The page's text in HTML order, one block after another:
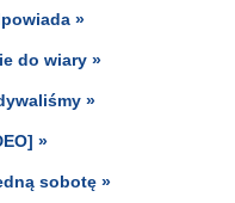
»
do wiary »
»
»
sobotę »